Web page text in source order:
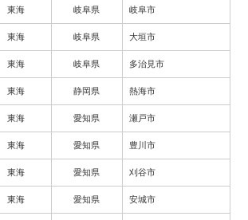
東海 岐阜県 岐阜市
東海 岐阜県 大垣市
東海 岐阜県 多治見市
東海 静岡県 熱海市
東海 愛知県 瀬戸市
東海 愛知県 豊川市
東海 愛知県 刈谷市
東海 愛知県 安城市